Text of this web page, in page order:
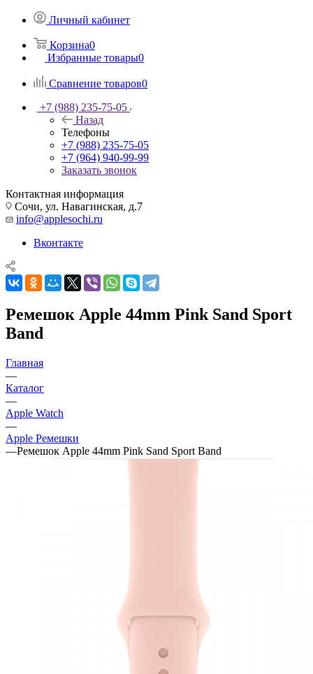
Личный кабинет
Корзина0
Избранные товары0
Сравнение товаров0
+7 (988) 235-75-05
Назад
Телефоны
+7 (988) 235-75-05
+7 (964) 940-99-99
Заказать звонок
Контактная информация
Сочи, ул. Навагинская, д.7
info@applesochi.ru
Вконтакте
Ремешок Apple 44mm Pink Sand Sport
Band
Главная
—
Каталог
—
Apple Watch
—
Apple Ремешки
—Ремешок Apple 44mm Pink Sand Sport Band